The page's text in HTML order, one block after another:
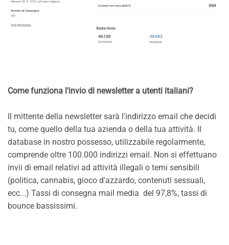
Come funziona l'invio di newsletter a utenti italiani?
Il mittente della newsletter sarà l'indirizzo email che decidi
tu, come quello della tua azienda o della tua attività. Il
database in nostro possesso, utilizzabile regolarmente,
comprende oltre 100.000 indirizzi email. Non si effettuano
invii di email relativi ad attività illegali o temi sensibili
(politica, cannabis, gioco d'azzardo, contenuti sessuali,
ecc...) Tassi di consegna mail media del 97,8%, tassi di
bounce bassissimi.